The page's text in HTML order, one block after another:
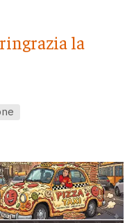
ringrazia la